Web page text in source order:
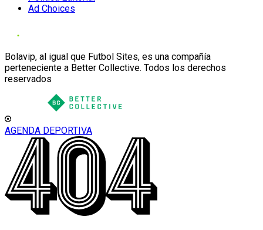
Ad Choices
Bolavip, al igual que Futbol Sites, es una compañía
perteneciente a Better Collective. Todos los derechos
reservados
AGENDA DEPORTIVA